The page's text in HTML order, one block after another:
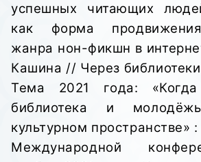
успешных читающих
как форма
жанра нон-фикшн в
Кашина // Через
Тема 2021 года:
библиотека и
культурном пространстве»
Международной